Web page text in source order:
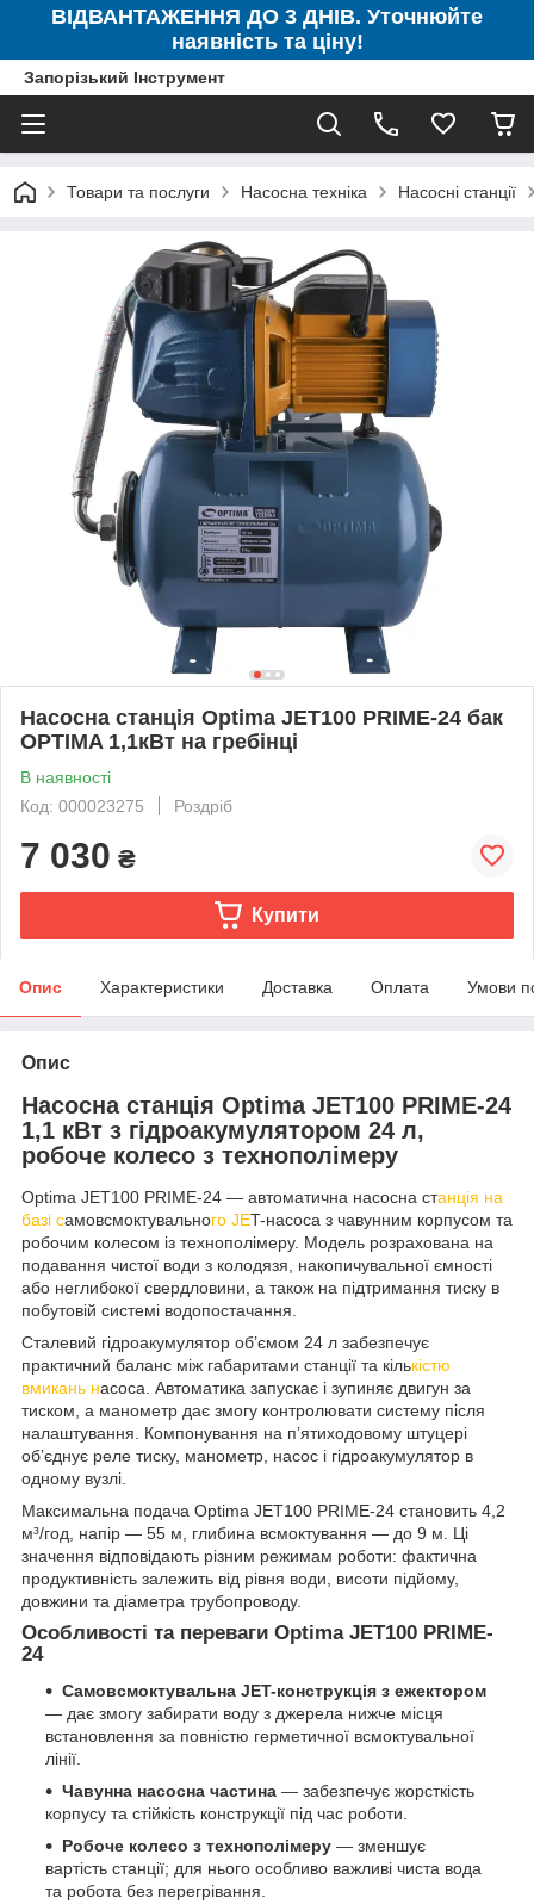
ВІДВАНТАЖЕННЯ ДО 3 ДНІВ. Уточнюйте
наявність та ціну!
Запорізький Інструмент
Товари та послуги Насосна техніка Насосні станції
Насосна станція Optima JET100 PRIME-24 бак
OPTIMA 1,1кВт на гребінці
В наявності
Код: 000023275
Роздріб
7 030 ₴
Купити
Опис Характеристики Доставка Оплата Умови
Опис
Насосна станція Optima JET100 PRIME-24
1,1 кВт з гідроакумулятором 24 л,
робоче колесо з технополімеру
Optima JET100 PRIME-24 — автоматична насосна станція на
базі самовсмоктувального JET-насоса з чавунним корпусом та
робочим колесом із технополімеру. Модель розрахована на
подавання чистої води з колодязя, накопичувальної ємності
або неглибокої свердловини, а також на підтримання тиску в
побутовій системі водопостачання.
Сталевий гідроакумулятор об’ємом 24 л забезпечує
практичний баланс між габаритами станції та кількістю
вмикань насоса. Автоматика запускає і зупиняє двигун за
тиском, а манометр дає змогу контролювати систему після
налаштування. Компонування на п’ятиходовому штуцері
об’єднує реле тиску, манометр, насос і гідроакумулятор в
одному вузлі.
Максимальна подача Optima JET100 PRIME-24 становить 4,2
м³/год, напір — 55 м, глибина всмоктування — до 9 м. Ці
значення відповідають різним режимам роботи: фактична
продуктивність залежить від рівня води, висоти підйому,
довжини та діаметра трубопроводу.
Особливості та переваги Optima JET100 PRIME-
24
Самовсмоктувальна JET-конструкція з ежектором
— дає змогу забирати воду з джерела нижче місця
встановлення за повністю герметичної всмоктувальної
лінії.
Чавунна насосна частина — забезпечує жорсткість
корпусу та стійкість конструкції під час роботи.
Робоче колесо з технополімеру — зменшує
вартість станції; для нього особливо важливі чиста вода
та робота без перегрівання.